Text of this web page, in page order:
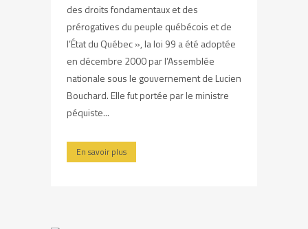
des droits fondamentaux et des
prérogatives du peuple québécois et de
l’État du Québec », la loi 99 a été adoptée
en décembre 2000 par l’Assemblée
nationale sous le gouvernement de Lucien
Bouchard. Elle fut portée par le ministre
péquiste...
En savoir plus